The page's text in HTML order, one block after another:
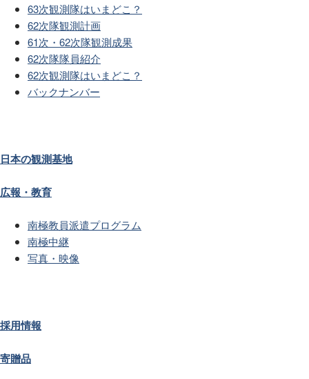
63次観測隊はいまどこ？
62次隊観測計画
61次・62次隊観測成果
62次隊隊員紹介
62次観測隊はいまどこ？
バックナンバー
日本の観測基地
広報・教育
南極教員派遣プログラム
南極中継
写真・映像
採用情報
寄贈品